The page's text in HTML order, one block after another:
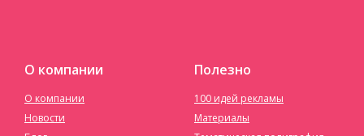
О компании
О компании
Новости
Полезно
100 идей рекламы
Материалы